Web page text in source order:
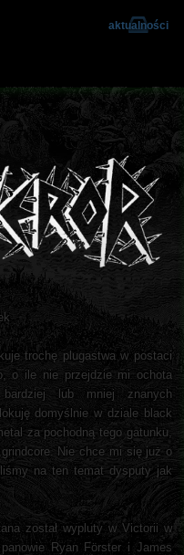
aktualności
trochę plugastwa w postaci
o ile nie przejdzie mi ochota
lub mniej znanych
domyślnie w dziale black
za pochodną tego gatunku,
Nie chce mi się już o
na ten temat dysputy jak
został wypluty w Victorii w
Ryan Förster i James